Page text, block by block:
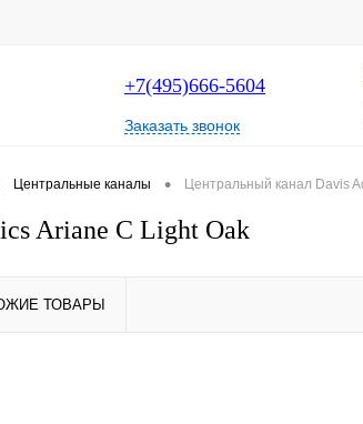
+7(495)666-5604
Заказать звонок
Центральные каналы • Центральный канал Davis
Ariane C Light Oak
ТОВАРЫ